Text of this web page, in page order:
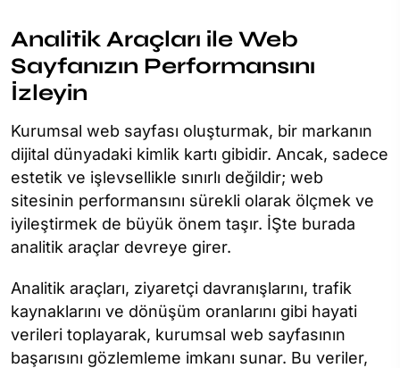
Analitik Araçları ile Web
Sayfanızın Performansını
İzleyin
Kurumsal web sayfası oluşturmak, bir markanın
dijital dünyadaki kimlik kartı gibidir. Ancak, sadece
estetik ve işlevsellikle sınırlı değildir; web
sitesinin performansını sürekli olarak ölçmek ve
iyileştirmek de büyük önem taşır. İŞte burada
analitik araçlar devreye girer.
Analitik araçları, ziyaretçi davranışlarını, trafik
kaynaklarını ve dönüşüm oranlarını gibi hayati
verileri toplayarak, kurumsal web sayfasının
başarısını gözlemleme imkanı sunar. Bu veriler,